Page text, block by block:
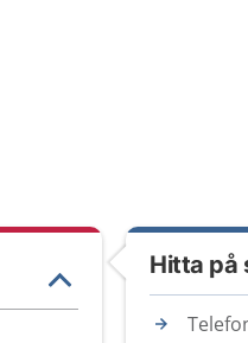
Hitta på